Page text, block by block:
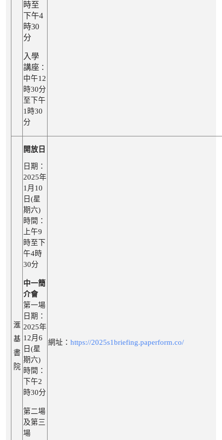
時至
下午4
時30
分
入學
講座 ：
中午12
時30分
至下午
1時30
分
滙
基
書
院
開放日
日期：
2025年
1月10
日(星
期六)
時間：
上午9
時至下
午4時
30分
中一簡
介會
第一場
日期：
2025年
12月6
日(星
期六)
時間：
下午2
時30分
第二場
及第三
場
網址： https://2025s1briefing.paperform.co/